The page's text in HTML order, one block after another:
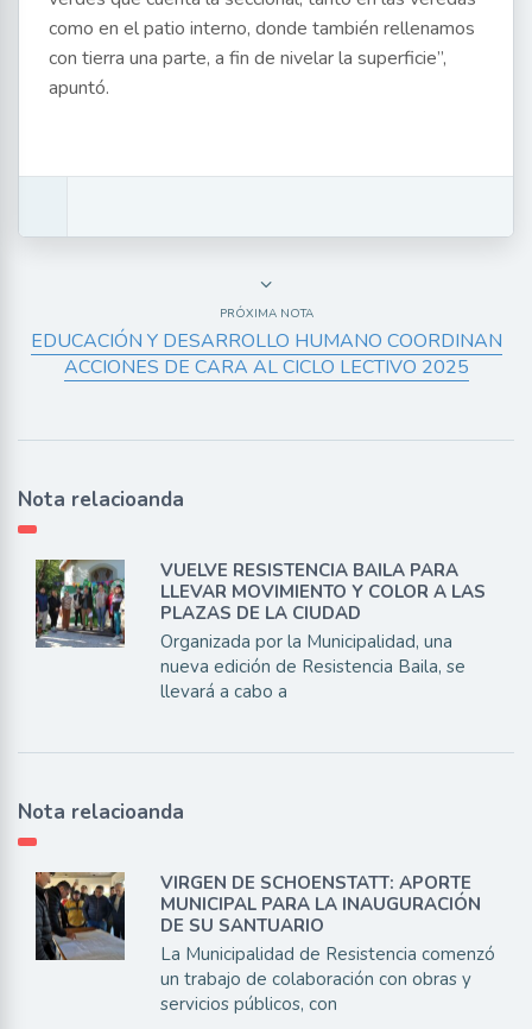
como en el patio interno, donde también rellenamos
con tierra una parte, a fin de nivelar la superficie”,
apuntó.
PRÓXIMA NOTA
EDUCACIÓN Y DESARROLLO HUMANO COORDINAN
ACCIONES DE CARA AL CICLO LECTIVO 2025
Nota relacioanda
VUELVE RESISTENCIA BAILA PARA
LLEVAR MOVIMIENTO Y COLOR A LAS
PLAZAS DE LA CIUDAD
Organizada por la Municipalidad, una
nueva edición de Resistencia Baila, se
llevará a cabo a
Nota relacioanda
VIRGEN DE SCHOENSTATT: APORTE
MUNICIPAL PARA LA INAUGURACIÓN
DE SU SANTUARIO
La Municipalidad de Resistencia comenzó
un trabajo de colaboración con obras y
servicios públicos, con